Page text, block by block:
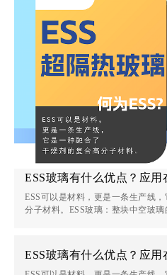
ESS玻璃有什么优点？应用
ESS可以是材料，更是一条生产线
分子材料。ESS玻璃：整块中空玻
ESS玻璃有什么优点？应用